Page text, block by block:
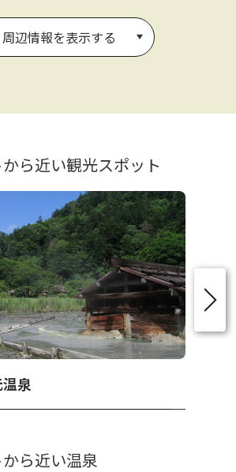
周辺情報を表示する
ら近い観光スポット
泉
ら近い温泉